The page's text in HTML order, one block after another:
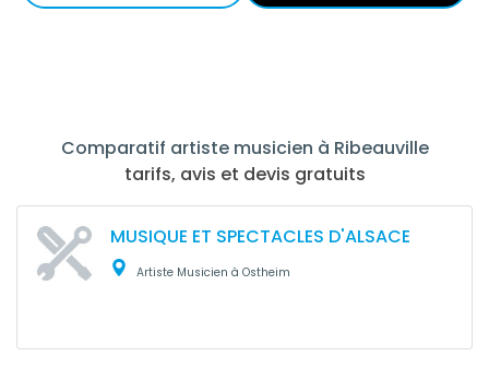
Comparatif artiste musicien à Ribeauville
tarifs, avis et devis gratuits
MUSIQUE ET SPECTACLES D'ALSACE
Artiste Musicien à Ostheim